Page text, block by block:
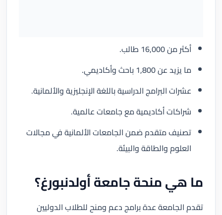
أكثر من 16,000 طالب.
ما يزيد عن 1,800 باحث وأكاديمي.
عشرات البرامج الدراسية باللغة الإنجليزية والألمانية.
شراكات أكاديمية مع جامعات عالمية.
تصنيف متقدم ضمن الجامعات الألمانية في مجالات
العلوم والطاقة والبيئة.
ما هي منحة جامعة أولدنبورغ؟
تقدم الجامعة عدة برامج دعم ومنح للطلاب الدوليين